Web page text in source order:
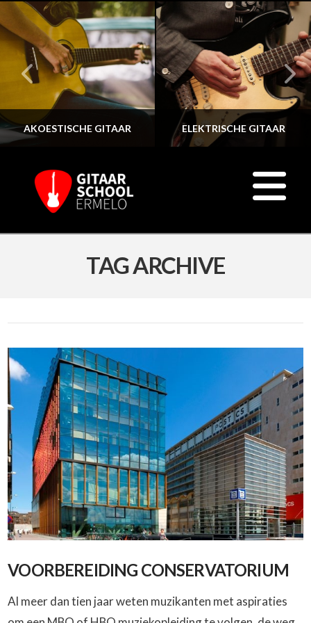
AKOESTISCHE GITAAR ELEKTRISCHE GITAAR
TAG ARCHIVE
VOORBEREIDING CONSERVATORIUM
Al meer dan tien jaar weten muzikanten met aspiraties